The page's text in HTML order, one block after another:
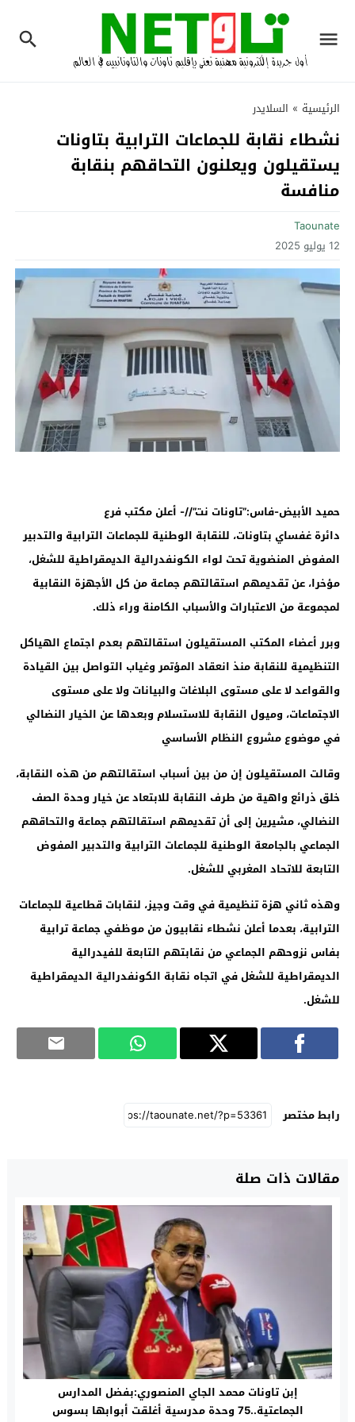
الرئيسية » السلايدر
نشطاء نقابة للجماعات الترابية بتاونات
يستقيلون ويعلنون التحاقهم بنقابة
منافسة
Taounate
12 يوليو 2025
حميد الأبيض-فاس:”تاونات نت”//- أعلن مكتب فرع
دائرة غفساي بتاونات، للنقابة الوطنية للجماعات الترابية والتدبير
المفوض المنضوية تحت لواء الكونفدرالية الديمقراطية للشغل،
مؤخرا، عن تقديمهم استقالتهم جماعة من كل الأجهزة النقابية
لمجموعة من الاعتبارات والأسباب الكامنة وراء ذلك.
وبرر أعضاء المكتب المستقيلون استقالتهم بعدم اجتماع الهياكل
التنظيمية للنقابة منذ انعقاد المؤتمر وغياب التواصل بين القيادة
والقواعد لا على مستوى البلاغات والبيانات ولا على مستوى
الاجتماعات، وميول النقابة للاستسلام وبعدها عن الخيار النضالي
في موضوع مشروع النظام الأساسي
وقالت المستقيلون إن من بين أسباب استقالتهم من هذه النقابة،
خلق ذرائع واهية من طرف النقابة للابتعاد عن خيار وحدة الصف
النضالي، مشيرين إلى أن تقديمهم استقالتهم جماعة والتحاقهم
الجماعي بالجامعة الوطنية للجماعات الترابية والتدبير المفوض
التابعة للاتحاد المغربي للشغل.
وهذه ثاني هزة تنظيمية في وقت وجيز، لنقابات قطاعية للجماعات
الترابية، بعدما أعلن نشطاء نقابيون من موظفي جماعة ترابية
بفاس نزوحهم الجماعي من نقابتهم التابعة للفيدرالية
الديمقراطية للشغل في اتجاه نقابة الكونفدرالية الديمقراطية
للشغل.
رابط مختصر
مقالات ذات صلة
إبن تاونات محمد الجاي المنصوري:بفضل المدارس
الجماعتية..75 وحدة مدرسية أغلقت أبوابها بسوس